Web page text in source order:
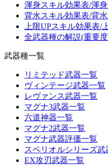
渾身スキル効果表/渾
背水スキル効果表/背
上限UPスキル効果表/
全武器種の解説(重要
武器種一覧
リミテッド武器一覧
ヴィンテージ武器一覧
レヴァンス武器一覧
マグナ3武器一覧
六道神器一覧
マグナ2武器一覧
マグナ武器評価一覧
スペリオルシリーズ武
EX攻刃武器一覧